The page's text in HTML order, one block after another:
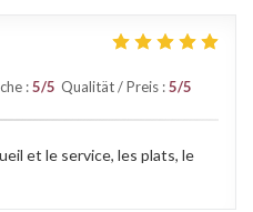
:5/5 Qualität / Preis :5/5
et le service, les plats, le